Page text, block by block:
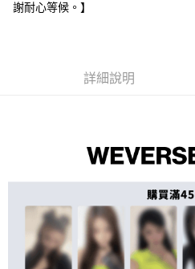
相關說明
１．簡單：不需註冊會員、不需綁卡、
２．便利：只要手機號碼，簡訊認證，
１．於結帳方式選擇「AFTEE先享後付
結帳頁面，進行簡訊認證並確認金額後，
３．收到繳費通知簡訊後14天內，點擊
ATM／網路銀行／等多元方式進行付款
※ 請注意：結帳手續完成當下不需立刻
購買商品的店家。未經商家同意取消之
後付繳納相關費用。
※ 交易是否成功請以「AFTEE先享後付
付款後全家取貨
每筆NT$60，滿NT$1,599(含以上)
7-11取貨付款
每筆NT$60，滿NT$1,599(含以上)
付款後7-11取貨
謝耐心等候。】
詳細說明